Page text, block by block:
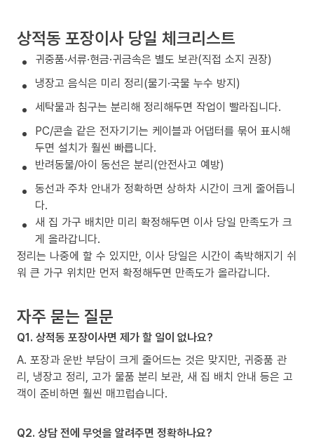
상적동 포장이사 당일 체크리스트
귀중품·서류·현금·귀금속은 별도 보관(직접 소지 권장)
냉장고 음식은 미리 정리(물기·국물 누수 방지)
세탁물과 침구는 분리해 정리해두면 작업이 빨라집니다.
PC/콘솔 같은 전자기기는 케이블과 어댑터를 묶어 표시해
두면 설치가 훨씬 빠릅니다.
반려동물/아이 동선은 분리(안전사고 예방)
동선과 주차 안내가 정확하면 상하차 시간이 크게 줄어듭니
다.
새 집 가구 배치만 미리 확정해두면 이사 당일 만족도가 크
게 올라갑니다.
정리는 나중에 할 수 있지만, 이사 당일은 시간이 촉박해지기 쉬
워 큰 가구 위치만 먼저 확정해두면 만족도가 올라갑니다.
자주 묻는 질문
Q1. 상적동 포장이사면 제가 할 일이 없나요?
A. 포장과 운반 부담이 크게 줄어드는 것은 맞지만, 귀중품 관
리, 냉장고 정리, 고가 물품 분리 보관, 새 집 배치 안내 등은 고
객이 준비하면 훨씬 매끄럽습니다.
Q2. 상담 전에 무엇을 알려주면 정확하나요?